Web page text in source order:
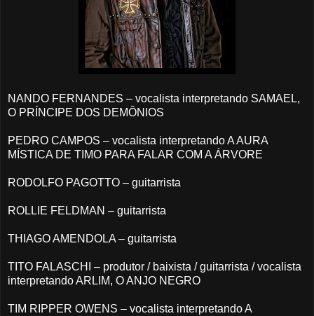
NANDO FERNANDES – vocalista interpretando SAMAEL,
O PRÍNCIPE DOS DEMÔNIOS
PEDRO CAMPOS – vocalista interpretando A AURA
MÍSTICA DE TIMO PARA FALAR COM A ÁRVORE
RODOLFO PAGOTTO – guitarrista
ROLLIE FELDMAN – guitarrista
THIAGO AMENDOLA – guitarrista
TITO FALASCHI – produtor / baixista / guitarrista / vocalista
interpretando ARLIM, O ANJO NEGRO
TIM RIPPER OWENS – vocalista interpretando A